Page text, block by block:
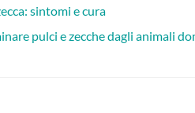
sintomi e cura
pulci e zecche dagli animali